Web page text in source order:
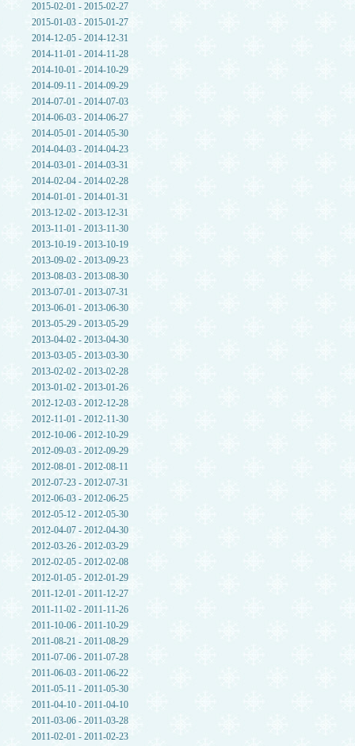
2015-02-01 - 2015-02-27
2015-01-03 - 2015-01-27
2014-12-05 - 2014-12-31
2014-11-01 - 2014-11-28
2014-10-01 - 2014-10-29
2014-09-11 - 2014-09-29
2014-07-01 - 2014-07-03
2014-06-03 - 2014-06-27
2014-05-01 - 2014-05-30
2014-04-03 - 2014-04-23
2014-03-01 - 2014-03-31
2014-02-04 - 2014-02-28
2014-01-01 - 2014-01-31
2013-12-02 - 2013-12-31
2013-11-01 - 2013-11-30
2013-10-19 - 2013-10-19
2013-09-02 - 2013-09-23
2013-08-03 - 2013-08-30
2013-07-01 - 2013-07-31
2013-06-01 - 2013-06-30
2013-05-29 - 2013-05-29
2013-04-02 - 2013-04-30
2013-03-05 - 2013-03-30
2013-02-02 - 2013-02-28
2013-01-02 - 2013-01-26
2012-12-03 - 2012-12-28
2012-11-01 - 2012-11-30
2012-10-06 - 2012-10-29
2012-09-03 - 2012-09-29
2012-08-01 - 2012-08-11
2012-07-23 - 2012-07-31
2012-06-03 - 2012-06-25
2012-05-12 - 2012-05-30
2012-04-07 - 2012-04-30
2012-03-26 - 2012-03-29
2012-02-05 - 2012-02-08
2012-01-05 - 2012-01-29
2011-12-01 - 2011-12-27
2011-11-02 - 2011-11-26
2011-10-06 - 2011-10-29
2011-08-21 - 2011-08-29
2011-07-06 - 2011-07-28
2011-06-03 - 2011-06-22
2011-05-11 - 2011-05-30
2011-04-10 - 2011-04-10
2011-03-06 - 2011-03-28
2011-02-01 - 2011-02-23